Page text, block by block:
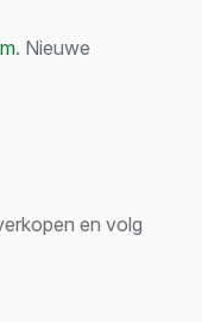
. Nieuwe
en volg